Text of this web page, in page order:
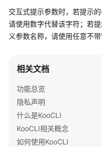
快
速
入
用
指
南
常
见
交互式提示参数时，若提示
请使用数字代替该字符；若
义参数名称，请使用任意不带
相关文档
功能总览
隐私声明
什么是KooCLI
KooCLI相关概念
如何使用KooCLI